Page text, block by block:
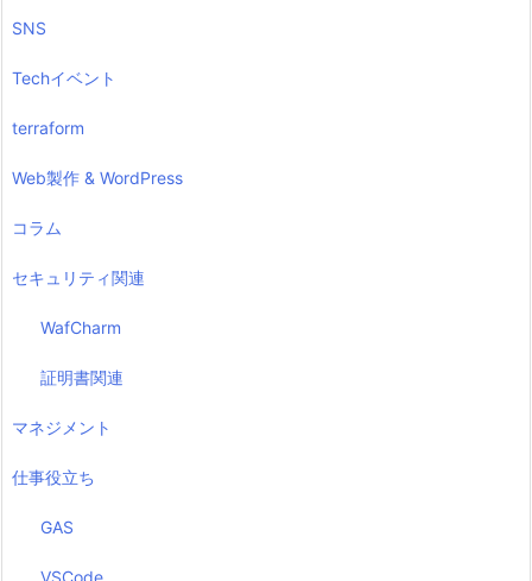
SNS
Techイベント
terraform
Web製作 & WordPress
コラム
セキュリティ関連
WafCharm
証明書関連
マネジメント
仕事役立ち
GAS
VSCode